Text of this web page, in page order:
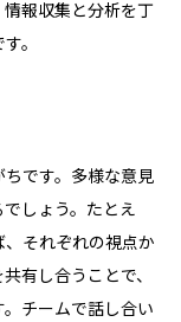
報収集と分析を丁
。
です。多様な意見
しょう。たとえ
それぞれの視点か
有し合うことで、
チームで話し合い